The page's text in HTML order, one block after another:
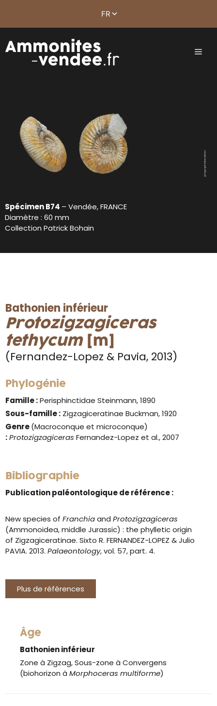
Spécimen B74 – Vendée, FRANCE
Diamètre : 60 mm
Collection Patrick Bohain
Bathonien inférieur
Protozigzagiceras
tethycum [m]
(Fernandez-Lopez & Pavia, 2013)
Phylogénie
Famille :Perisphinctidae Steinmann, 1890
Sous-famille : Zigzagiceratinae Buckman, 1920
Genre(Macroconque et microconque)
: Protozigzagiceras Fernandez-Lopez et al., 2007
Bibliographie
Publication paléontologique de référence :
New species ofFranchiaandProtozigzagiceras
(Ammonoidea, middle Jurassic) : the phylletic origin
of Zigzagiceratinae. Sixto R. FERNANDEZ-LOPEZ & Julio
PAVIA. 2013.Palaeontology, vol. 57, part. 4.
Plus de références
Âge
Bathonien inférieur
Zone à Zigzag, Sous-zone à Convergens
(biohorizon àMorphoceras multiforme)